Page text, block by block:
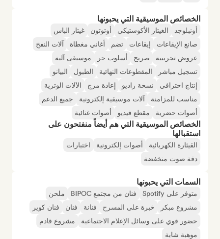
الخصائص الموسيقية التي يحبونها
أونبلوجد الغيتار الأكوستيكي أوتوتون
غيتار الباس
صانع الإيقاعات
إيقاعات تضم أغاني مغطاة
آلات النفخ
عروض تجريبية
صريح أسلوب حر
موسيقى آلية
تسجيل مباشر
المقطوعات النهائية الطبول
البيانو
إنتاج احترافي
نسخة راديو إعادة مزج
الآلات الوترية
مناسب للمزامنة
آلات موسيقية إلكترونية
جميع الدعم
أصوات حضرية
مقطع فيديو أصوات غنائية
الخصائص الموسيقية التي هم أيضاً منفتحون على
استقبالها
القيثارة الكهربائية أصوات إلكترونية
اختبارات
دقة صوت منخفضة
السمات التي يحبونها
متوفر على Spotify فنان من مجتمع BIPOC
ملحن
مشروع مبكر
خبرة على المسرح فنانة فنان
فنان كوير
حضور قوي على وسائل الإعلام الاجتماعية
مشروع قادم
موهبة شابة